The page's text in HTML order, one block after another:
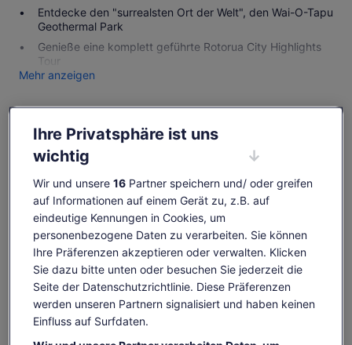
Entdecke den "surrealsten Ort der Welt", den Wai-O-Tapu
Geothermal Park
Genieße eine komplett geführte Rotorua City Highlights
Tour
Mehr anzeigen
Verfügbarkeit prüfen
Daten ändern
Daten
ändern
Sa., 8. Aug. So., 9. Aug.
-
Mo., 10. Aug.
191 €
Di., 11. Aug.
191 €
Der
Preis
beträgt
192 €
192 €
inkl. Steuern & Gebühren
pro Erw.
Tickets anzeigen
Einige Inhalte dieser Seite wurden möglicherweise
maschinell übersetzt
Originaltext anzeigen (Englisch)
Feedback zu dieser Übersetzung gebenWird
Ihre Privatsphäre ist uns
wichtig
Wir und unsere 16Partner speichern und/ oder greifen
auf Informationen auf einem Gerät zu, z.B. auf
eindeutige Kennungen in Cookies, um
personenbezogene Daten zu verarbeiten. Sie können
Ihre Präferenzen akzeptieren oder verwalten. Klicken
Sie dazu bitte unten oder besuchen Sie jederzeit die
Seite der Datenschutzrichtlinie. Diese Präferenzen
werden unseren Partnern signalisiert und haben keinen
Einfluss auf Surfdaten.